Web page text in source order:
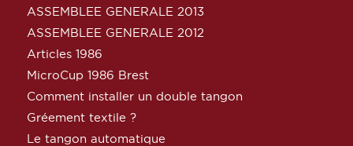
ASSEMBLEE GENERALE 2013
ASSEMBLEE GENERALE 2012
Articles 1986
MicroCup 1986 Brest
Comment installer un double tangon
Gréement textile ?
Le tangon automatique